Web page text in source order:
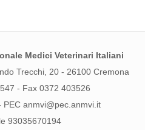
Medici Veterinari Italiani
Trecchi, 20 - 26100 Cremona
- Fax 0372 403526
PEC anmvi@pec.anmvi.it
93035670194